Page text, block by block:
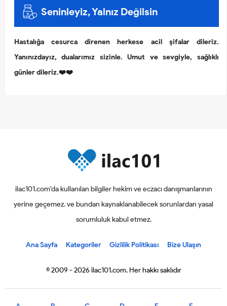
Seninleyiz, Yalnız Değilsin
Hastalığa cesurca direnen herkese acil şifalar dileriz.
Yanınızdayız, dualarımız sizinle. Umut ve sevgiyle, sağlıklı
günler dileriz.❤️❤️
ilac101.com'da kullanılan bilgiler hekim ve eczacı danışmanlarının
yerine geçemez. ve bundan kaynaklanabilecek sorunlardan yasal
sorumluluk kabul etmez.
Ana Sayfa Kategoriler Gizlilik Politikası Bize Ulaşın
© 2009 - 2026 ilac101.com. Her hakkı saklıdır